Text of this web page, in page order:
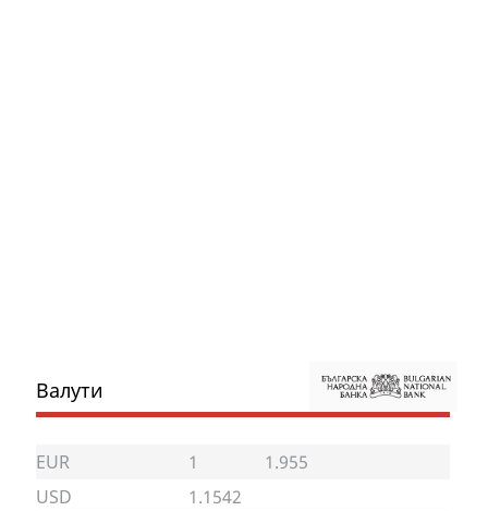
Валути
EUR 1
1.955
USD
1.1542